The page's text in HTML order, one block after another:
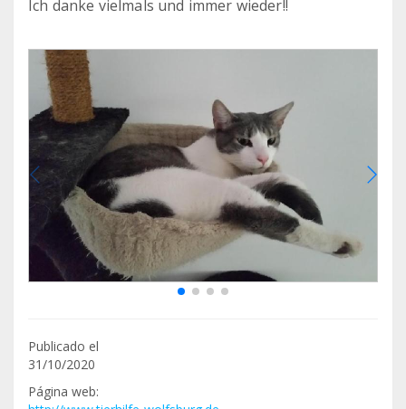
Publicado el
31/10/2020
Página web: